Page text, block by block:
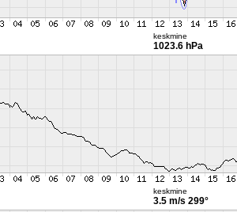
keskmine
1023.6 hPa
keskmine
3.5 m/s 299°